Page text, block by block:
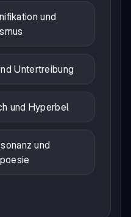
und
Untertreibung
und Hyperbel
und